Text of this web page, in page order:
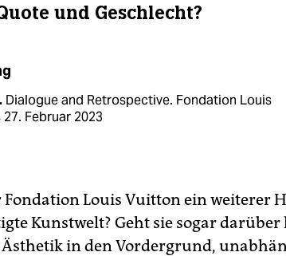
und Geschlecht?
Dialogue and Retrospective. Fondation Louis
Februar 2023
Louis Vuitton ein weiterer
Kunstwelt? Geht sie sogar
in den Vordergrund,